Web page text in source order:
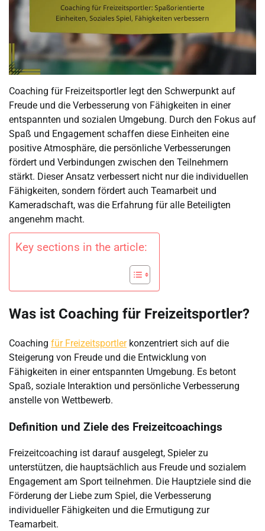
Coaching für Freizeitsportler legt den Schwerpunkt auf
Freude und die Verbesserung von Fähigkeiten in einer
entspannten und sozialen Umgebung. Durch den Fokus auf
Spaß und Engagement schaffen diese Einheiten eine
positive Atmosphäre, die persönliche Verbesserungen
fördert und Verbindungen zwischen den Teilnehmern
stärkt. Dieser Ansatz verbessert nicht nur die individuellen
Fähigkeiten, sondern fördert auch Teamarbeit und
Kameradschaft, was die Erfahrung für alle Beteiligten
angenehm macht.
Key sections in the article:
Was ist Coaching für Freizeitsportler?
Coaching für Freizeitsportlerkonzentriert sich auf die
Steigerung von Freude und die Entwicklung von
Fähigkeiten in einer entspannten Umgebung. Es betont
Spaß, soziale Interaktion und persönliche Verbesserung
anstelle von Wettbewerb.
Definition und Ziele des Freizeitcoachings
Freizeitcoaching ist darauf ausgelegt, Spieler zu
unterstützen, die hauptsächlich aus Freude und sozialem
Engagement am Sport teilnehmen. Die Hauptziele sind die
Förderung der Liebe zum Spiel, die Verbesserung
individueller Fähigkeiten und die Ermutigung zur
Teamarbeit.